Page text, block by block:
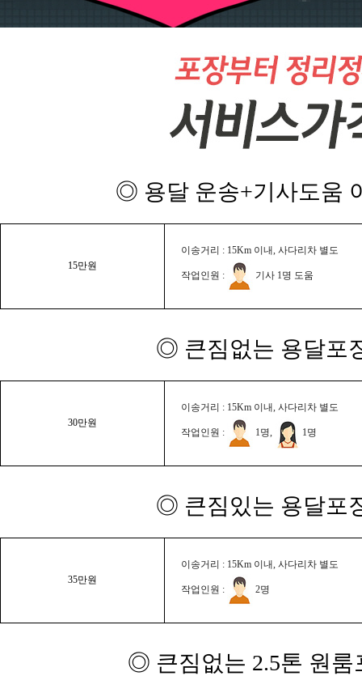
◎ 용달 운송+기사도움
15만원
이송거리 : 15Km 이내, 사다리차 별도
작업인원 : 기사 1명 도움
◎ 큰짐없는 용달포
30만원
이송거리 : 15Km 이내, 사다리차 별도
작업인원 : 1명, 1명
◎ 큰짐있는 용달포
35만원
이송거리 : 15Km 이내, 사다리차 별도
작업인원 : 2명
◎ 큰짐없는 2.5톤 원룸